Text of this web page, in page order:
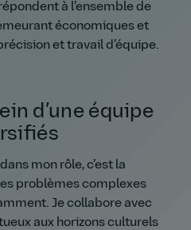
à l’ensemble de
économiques et
et travail d’équipe.
d’une équipe
mon rôle, c’est la
problèmes complexes
Je collabore avec
aux horizons culturels